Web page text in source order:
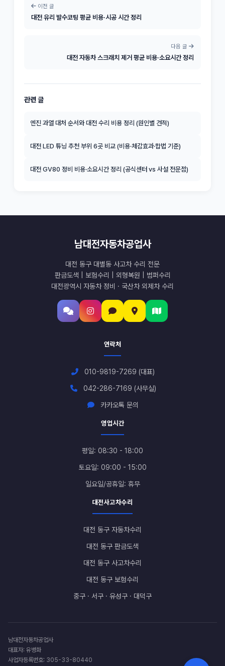
이전 글
대전 유리 발수코팅 평균 비용·시공 시간 정리
다음 글
대전 자동차 스크래치 제거 평균 비용·소요시간 정리
관련 글
엔진 과열 대처 순서와 대전 수리 비용 정리 (원인별 견적)
대전 LED 튜닝 추천 부위 6곳 비교 (비용·체감효과·합법 기준)
대전 GV80 정비 비용·소요시간 정리 (공식센터 vs 사설 전문점)
남대전자동차공업사
대전 동구 대별동 사고차 수리 전문
판금도색 | 보험수리 | 외형복원 | 범퍼수리
대전광역시 자동차 정비 · 국산차 외제차 수리
연락처
010-9819-7269 (대표)
042-286-7169 (사무실)
카카오톡 문의
영업시간
평일: 08:30 - 18:00
토요일: 09:00 - 15:00
일요일/공휴일: 휴무
대전사고차수리
대전 동구 자동차수리
대전 동구 판금도색
대전 동구 사고차수리
대전 동구 보험수리
중구 · 서구 · 유성구 · 대덕구
남대전자동차공업사
대표자: 유병화
사업자등록번호: 305-33-80440